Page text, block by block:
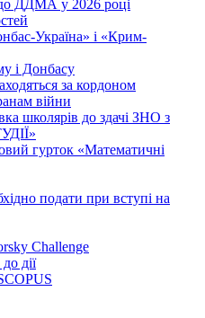
ДДМА у 2026 році
Україна» і «Крим-
і Донбасу
за кордоном
війни
школярів до здачі ЗНО з
гурток «Математичні
подати при вступі на
Challenge
дії